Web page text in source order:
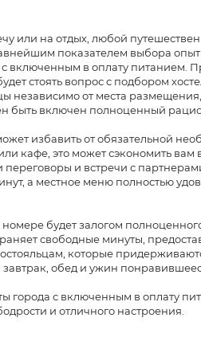
или на отдых, любой
показателем выбора
включенным в оплату питанием.
стоять вопрос с подбором
независимо от места
быть включен полноценный
избавить от обязательной
кафе, это может сэкономить вам
и встречи с
а местное меню полностью
будет залогом
свободные минуты,
которые
обед и ужин
города с включенным в оплату
и отличного настроения.